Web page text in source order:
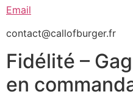
Email
contact@callofburger.fr
Fidélité –
en